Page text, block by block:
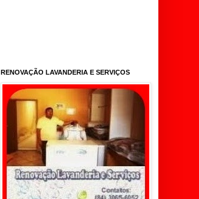
RENOVAÇÃO LAVANDERIA E SERVIÇOS